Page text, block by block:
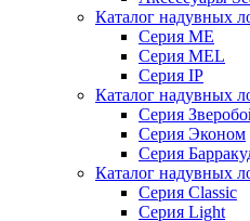
Каталог надувных
Серия ME
Серия MEL
Серия IP
Каталог надувных
Серия
Серия Эконом
Серия
Каталог надувных
Серия Classic
Серия Light